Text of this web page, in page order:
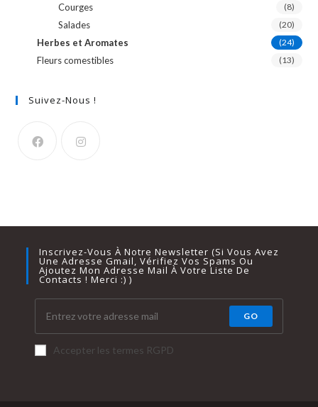
Courges (8)
Salades (20)
Herbes et Aromates (24)
Fleurs comestibles (13)
Suivez-Nous !
Inscrivez-Vous À Notre Newsletter (si Vous Avez
Une Adresse Gmail, Vérifiez Vos Spams Ou
Ajoutez Mon Adresse Mail À Votre Liste De
Contacts ! Merci :) )
GO
Accepter les termes RGPD